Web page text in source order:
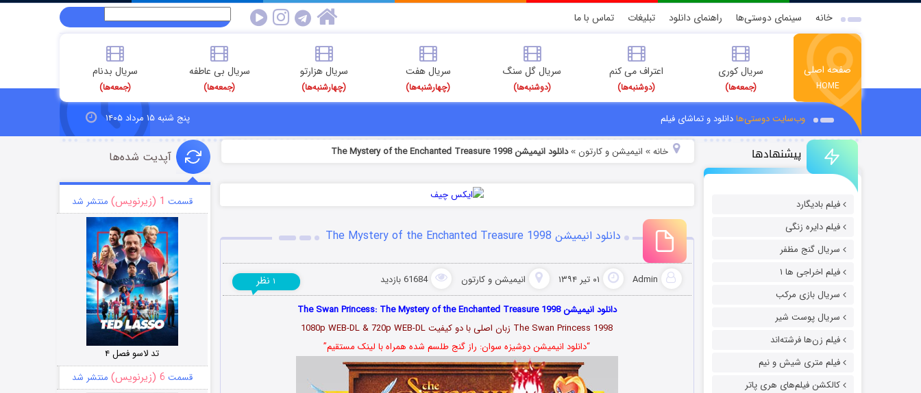
خانه سینمای دوستی‌ها راهنمای دانلود تبلیغات تماس با ما
صفحه اصلی
HOME
سریال کوری
(جمعه‌ها)
اعتراف می کنم
(دوشنبه‌ها)
سریال گل سنگ
(دوشنبه‌ها)
سریال هفت
(چهارشنبه‌ها)
سریال هزارتو
(چهارشنبه‌ها)
سریال بی عاطفه
(جمعه‌ها)
سریال بدنام
(جمعه‌ها)
وب‌سایت دوستی‌هادانلود و تماشای فیلم پنج شنبه ۱۵ مرداد ۱۴۰۵
پیشنهادها
فیلم بادیگارد
فیلم دایره زنگی
سریال گنج مظفر
فیلم اخراجی ها ۱
سریال بازی مرکب
سریال پوست شیر
فیلم زن‌ها فرشته‌اند
فیلم متری شیش و نیم
کالکشن فیلم‌های هری پاتر
خانه» انیمیشن و کارتون »دانلود انیمیشن The Mystery of the Enchanted Treasure 1998
دانلود انیمیشن The Mystery of the Enchanted Treasure 1998
Admin ۰۱ تیر ۱۳۹۴ انیمیشن و کارتون 61684 بازدید ۱ نظر
دانلود انیمیشن The Swan Princess: The Mystery of the Enchanted Treasure 1998
The Swan Princess 1998 زبان اصلی با دو کیفیت 1080p WEB-DL & 720p WEB-DL
“دانلود انیمیشن دوشیزه سوان: راز گنج طلسم شده همراه با لینک مستقیم”
آپدیت شده‌ها
قسمت 1 (زیرنویس) منتشر شد
تد لاسو فصل ۴
قسمت 6 (زیرنویس) منتشر شد